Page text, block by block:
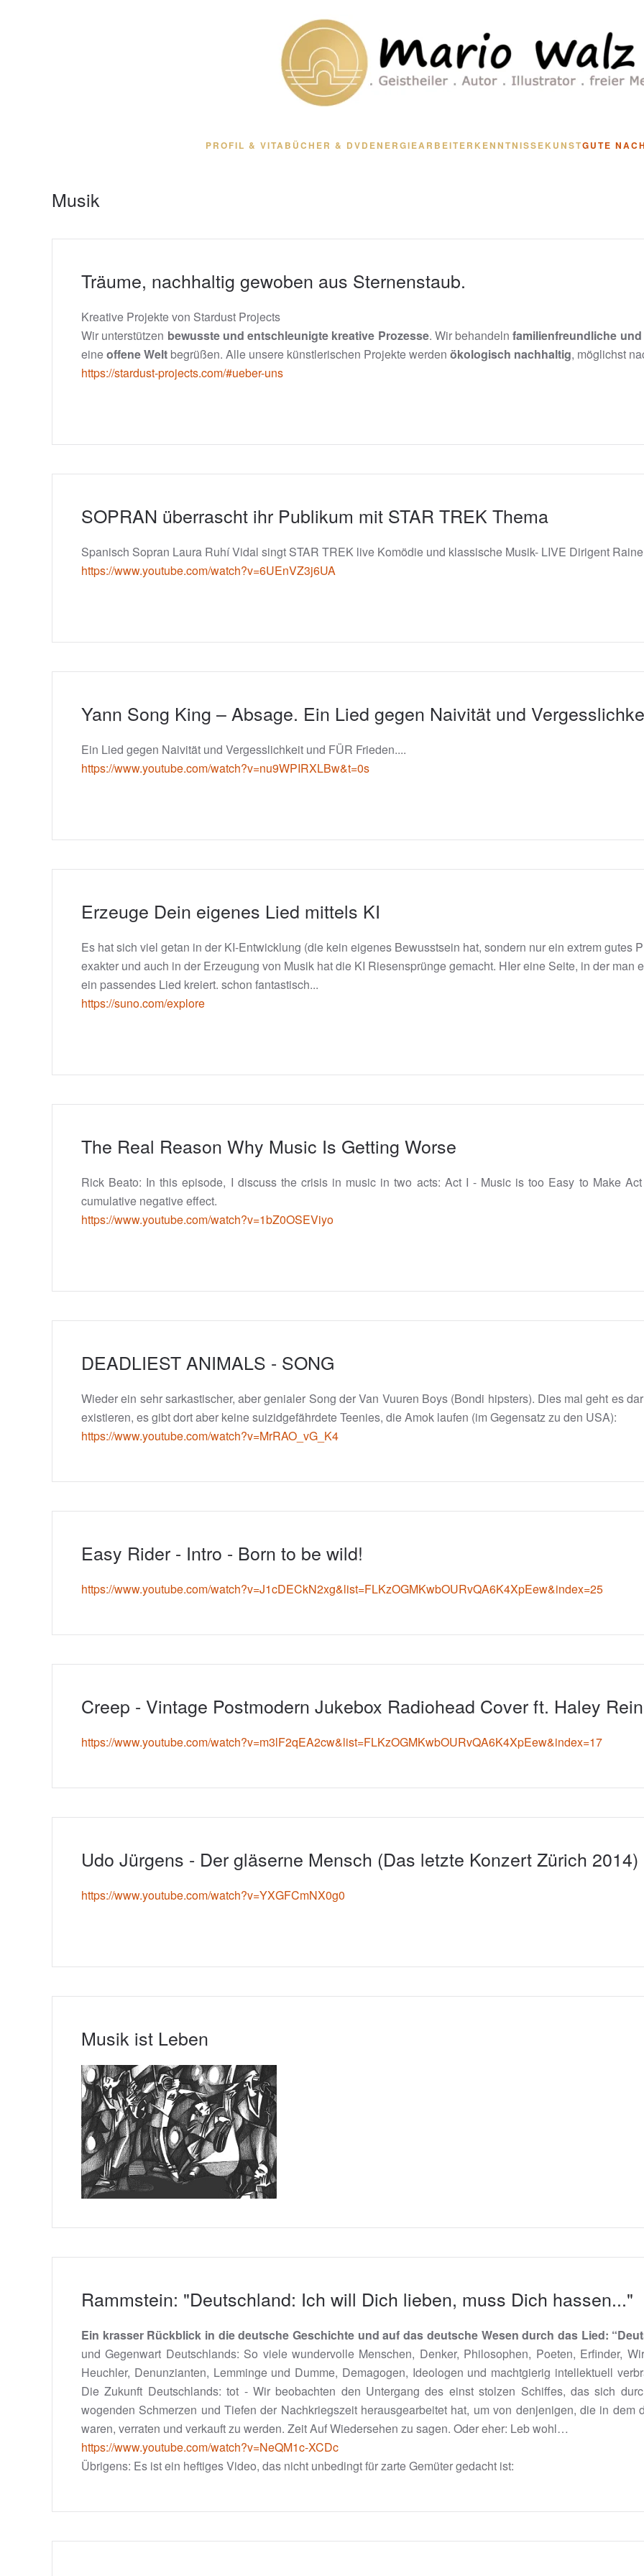
PROFIL & VITA BÜCHER & DVD ENERGIEARBEITERKENNTNISSEKUNSTGUTE
Musik
Träume, nachhaltig gewoben aus Sternenstaub.
Kreative Projekte von Stardust Projects
Wir unterstützen bewusste und entschleunigte kreative Prozesse. Wir behandelnfamilienfreundliche
eineoffene Welt begrüßen. Alle unsere künstlerischen Projekte werden ökologisch nachhaltig, möglichst
https://stardust-projects.com/#ueber-uns
SOPRAN überrascht ihr Publikum mit STAR TREK Thema
Spanisch Sopran Laura Ruhí Vidal singt STAR TREK live Komödie und klassische Musik- LIVE Dirigent
https://www.youtube.com/watch?v=6UEnVZ3j6UA
Yann Song King – Absage. Ein Lied gegen Naivität und
Ein Lied gegen Naivität und Vergesslichkeit und FÜR Frieden....
https://www.youtube.com/watch?v=nu9WPIRXLBw&t=0s
Erzeuge Dein eigenes Lied mittels KI
Es hat sich viel getan in der KI-Entwicklung (die kein eigenes Bewusstsein hat, sondern nur ein extrem gutes
exakter und auch in der Erzeugung von Musik hat die KI Riesensprünge gemacht. HIer eine Seite, in der man
ein passendes Lied kreiert. schon fantastisch...
https://suno.com/explore
The Real Reason Why Music Is Getting Worse
Rick Beato: In this episode, I discuss the crisis in music in two acts: Act I - Music is too Easy to Make
cumulative negative effect.
https://www.youtube.com/watch?v=1bZ0OSEViyo
DEADLIEST ANIMALS - SONG
Wieder ein sehr sarkastischer, aber genialer Song der Van Vuuren Boys (Bondi hipsters). Dies mal geht es
existieren, es gibt dort aber keine suizidgefährdete Teenies, die Amok laufen (im Gegensatz zu den USA):
https://www.youtube.com/watch?v=MrRAO_vG_K4
Easy Rider - Intro - Born to be wild!
https://www.youtube.com/watch?v=J1cDECkN2xg&list=FLKzOGMKwbOURvQA6K4XpEew&index=25
Creep - Vintage Postmodern Jukebox Radiohead Cover ft. Haley
https://www.youtube.com/watch?v=m3lF2qEA2cw&list=FLKzOGMKwbOURvQA6K4XpEew&index=17
Udo Jürgens - Der gläserne Mensch (Das letzte Konzert Zürich 2014)
https://www.youtube.com/watch?v=YXGFCmNX0g0
Musik ist Leben
Rammstein: "Deutschland: Ich will Dich lieben, muss Dich hassen..."
Ein krasser Rückblick in die deutsche Geschichte und auf das deutsche Wesen durch das Lied:
und Gegenwart Deutschlands: So viele wundervolle Menschen, Denker, Philosophen, Poeten, Erfinder,
Heuchler, Denunzianten, Lemminge und Dumme, Demagogen, Ideologen und machtgierig intellektuell
Die Zukunft Deutschlands: tot - Wir beobachten den Untergang des einst stolzen Schiffes, das sich
wogenden Schmerzen und Tiefen der Nachkriegszeit herausgearbeitet hat, um von denjenigen, die in dem
waren, verraten und verkauft zu werden. Zeit Auf Wiedersehen zu sagen. Oder eher: Leb wohl…
https://www.youtube.com/watch?v=NeQM1c-XCDc
Übrigens: Es ist ein heftiges Video, das nicht unbedingt für zarte Gemüter gedacht ist: